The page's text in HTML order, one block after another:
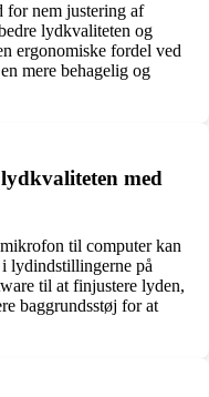
for nem justering af
lydkvaliteten og
ergonomiske fordel ved
mere behagelig og
med
til computer kan
lydindstillingerne på
til at finjustere lyden,
baggrundsstøj for at